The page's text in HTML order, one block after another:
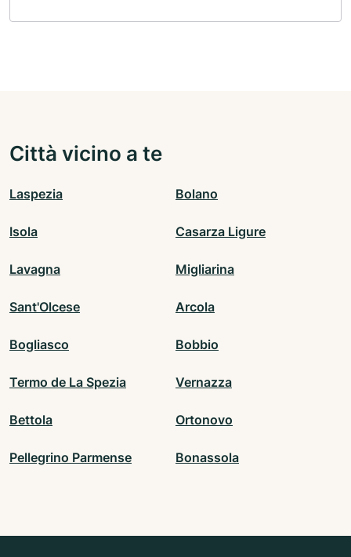
Città vicino a te
Laspezia Bolano
Isola Casarza Ligure
Lavagna Migliarina
Sant'Olcese Arcola
Bogliasco Bobbio
Termo de La Spezia Vernazza
Bettola Ortonovo
Pellegrino Parmense Bonassola